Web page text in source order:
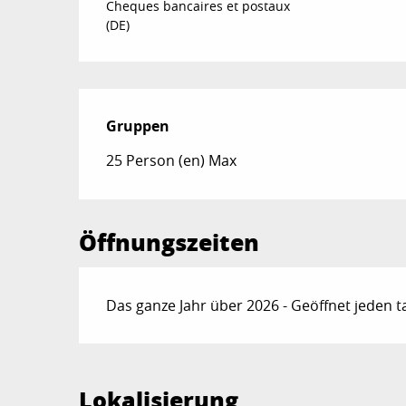
Cheques bancaires et postaux
(DE)
Gruppen
Gruppen
25 Person (en) Max
Öffnungszeiten
Das ganze Jahr über 2026 - Geöffnet jeden
Lokalisierung